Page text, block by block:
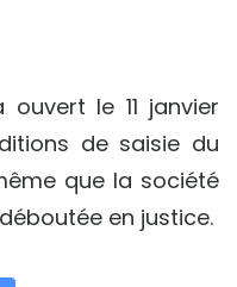
le 11 janvier
de saisie du
que la société
en justice.